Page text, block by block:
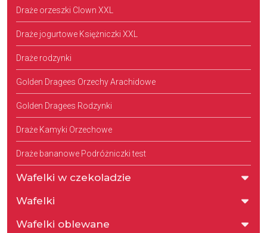
Draże orzeszki Clown XXL
Draże jogurtowe Księżniczki XXL
Draże rodzynki
Golden Dragees Orzechy Arachidowe
Golden Dragees Rodzynki
Draże Kamyki Orzechowe
Draże bananowe Podróżniczki test
Wafelki w czekoladzie
Wafelki
Wafelki oblewane